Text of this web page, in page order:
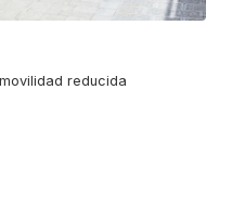
reducida